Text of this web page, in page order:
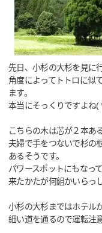
先日、小杉の大杉を見に
角度によってトトロに似
ます。
本当にそっくりですよね(
こちらの木は芯が２本あ
夫婦で手をつないで杉の
あるそうです。
パワースポットにもなっ
来たかたが何組かいらっ
小杉の大杉まではホテル
細い道を通るので運転注